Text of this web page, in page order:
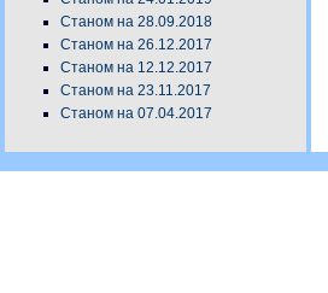
Станом на 28.09.2018
Станом на 26.12.2017
Станом на 12.12.2017
Станом на 23.11.2017
Станом на 07.04.2017